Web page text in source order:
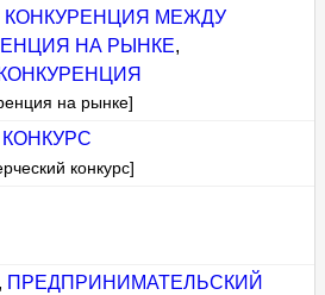
КОНКУРЕНЦИЯ МЕЖДУ
НА РЫНКЕ,
на рынке]
конкурс]
, ПРЕДПРИНИМАТЕЛЬСКИЙ